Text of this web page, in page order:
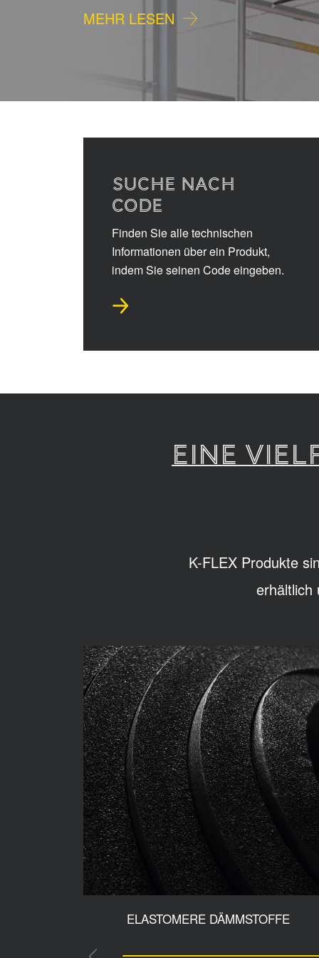
MEHR LESEN
SUCHE NACH
CODE
Finden Sie alle technischen
Informationen über ein Produkt,
indem Sie seinen Code eingeben.
EINE
K-FLEX Produkte
erhältlich
ELASTOMERE DÄMMSTOFFE